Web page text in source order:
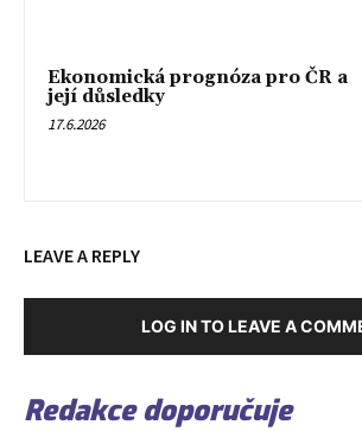
Ekonomická prognóza pro ČR a
její důsledky
17.6.2026
LEAVE A REPLY
LOG IN TO LEAVE A
Redakce doporučuje